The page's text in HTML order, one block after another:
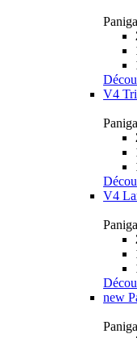
V4
V4
new